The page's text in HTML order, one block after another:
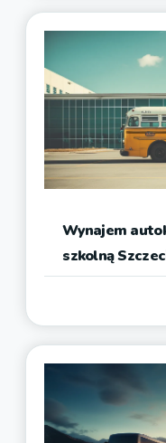
Wynajem
szkolną